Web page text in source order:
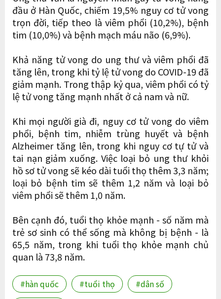
đầu ở Hàn Quốc, chiếm 19,5% nguy cơ tử vong
trọn đời, tiếp theo là viêm phổi (10,2%), bệnh
tim (10,0%) và bệnh mạch máu não (6,9%).
Khả năng tử vong do ung thư và viêm phổi đã
tăng lên, trong khi tỷ lệ tử vong do COVID-19 đã
giảm mạnh. Trong thập kỷ qua, viêm phổi có tỷ
lệ tử vong tăng mạnh nhất ở cả nam và nữ.
Khi mọi người già đi, nguy cơ tử vong do viêm
phổi, bệnh tim, nhiễm trùng huyết và bệnh
Alzheimer tăng lên, trong khi nguy cơ tự tử và
tai nạn giảm xuống. Việc loại bỏ ung thư khỏi
hồ sơ tử vong sẽ kéo dài tuổi thọ thêm 3,3 năm;
loại bỏ bệnh tim sẽ thêm 1,2 năm và loại bỏ
viêm phổi sẽ thêm 1,0 năm.
Bên cạnh đó, tuổi thọ khỏe mạnh - số năm mà
trẻ sơ sinh có thể sống mà không bị bệnh - là
65,5 năm, trong khi tuổi thọ khỏe mạnh chủ
quan là 73,8 năm.
#hàn quốc #tuổi thọ
#dân số